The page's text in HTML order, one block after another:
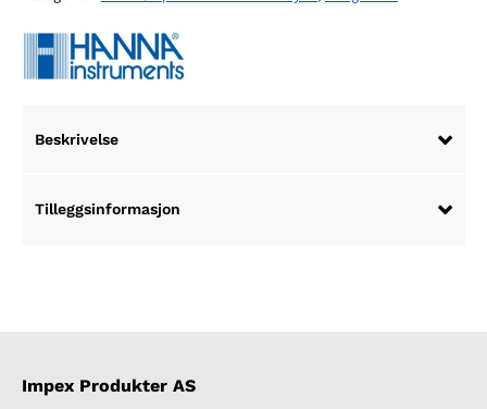
for
lavt
måleområdet
antall
Beskrivelse
Tilleggsinformasjon
Impex Produkter AS